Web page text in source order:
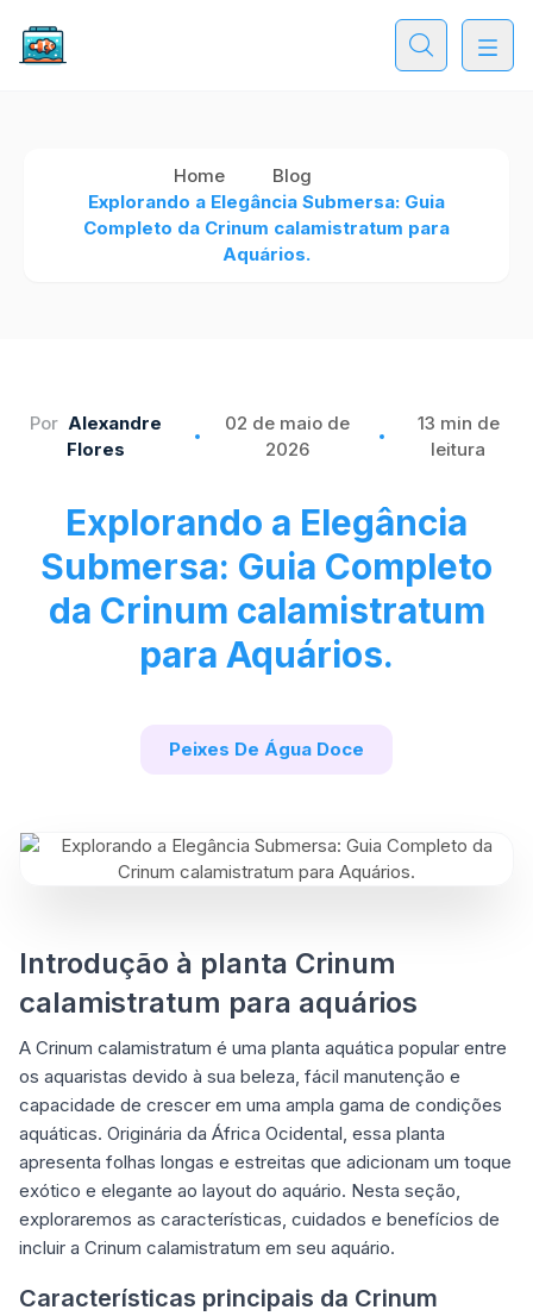
Home
Blog
Explorando a Elegância Submersa: Guia
Completo da Crinum calamistratum para
Aquários.
Por Alexandre
Flores
02 de maio de
2026
13 min de
leitura
Explorando a Elegância
Submersa: Guia Completo
da Crinum calamistratum
para Aquários.
Peixes De Água Doce
Introdução à planta Crinum
calamistratum para aquários
A Crinum calamistratum é uma planta aquática popular entre
os aquaristas devido à sua beleza, fácil manutenção e
capacidade de crescer em uma ampla gama de condições
aquáticas. Originária da África Ocidental, essa planta
apresenta folhas longas e estreitas que adicionam um toque
exótico e elegante ao layout do aquário. Nesta seção,
exploraremos as características, cuidados e benefícios de
incluir a Crinum calamistratum em seu aquário.
Características principais da Crinum